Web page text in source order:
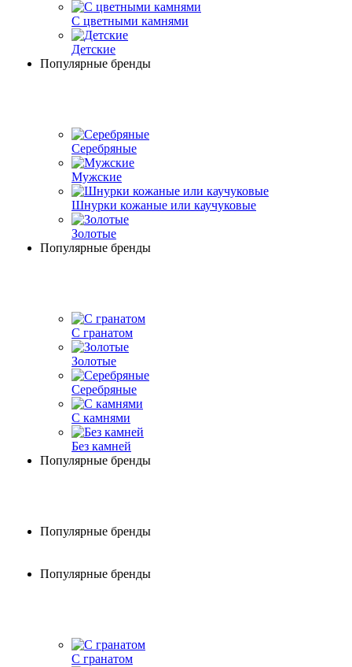
С цветными камнями
Детские
Популярные бренды
Серебряные
Мужские
Шнурки кожаные или каучуковые
Золотые
Популярные бренды
С гранатом
Золотые
Серебряные
С камнями
Без камней
Популярные бренды
Популярные бренды
Популярные бренды
С гранатом